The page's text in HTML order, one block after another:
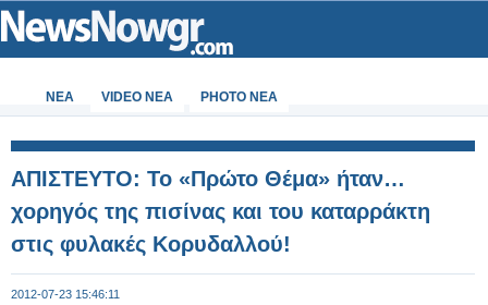
ΝΕΑ VIDEO NEA PHOTO NEA
ΑΠΙΣΤΕΥΤΟ: Το «Πρώτο Θέμα» ήταν…
χορηγός της πισίνας και του καταρράκτη
στις φυλακές Κορυδαλλού!
2012-07-23 15:46:11